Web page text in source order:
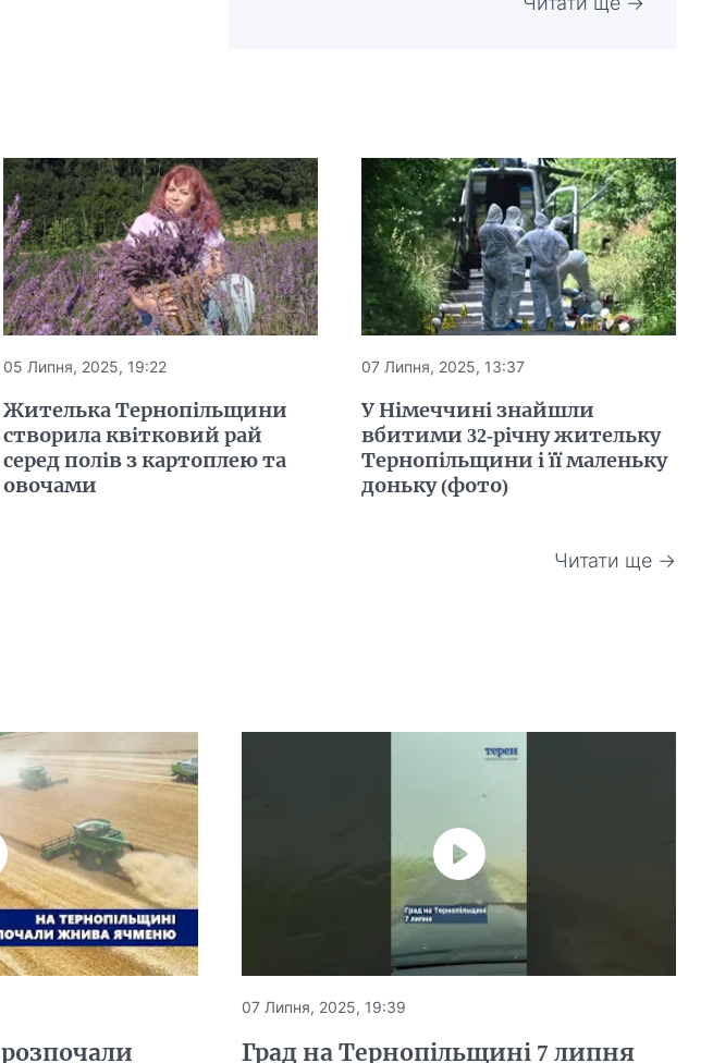
05 Липня, 2025, 19:22
Жителька Тернопільщини
створила квітковий рай
серед полів з картоплею та
овочами
07 Липня, 2025, 13:37
У Німеччині знайшли
вбитими 32-річну жительку
Тернопільщини і її маленьку
доньку (фото)
Читати ще →
07 Липня, 2025, 19:39
Град на Тернопільщині 7 липня